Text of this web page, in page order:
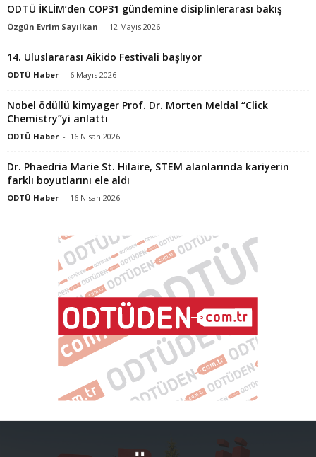
ODTÜ İKLİM’den COP31 gündemine disiplinlerarası bakış
Özgün Evrim Sayılkan - 12 Mayıs 2026
14. Uluslararası Aikido Festivali başlıyor
ODTÜ Haber - 6 Mayıs 2026
Nobel ödüllü kimyager Prof. Dr. Morten Meldal “Click
Chemistry”yi anlattı
ODTÜ Haber - 16 Nisan 2026
Dr. Phaedria Marie St. Hilaire, STEM alanlarında kariyerin
farklı boyutlarını ele aldı
ODTÜ Haber - 16 Nisan 2026